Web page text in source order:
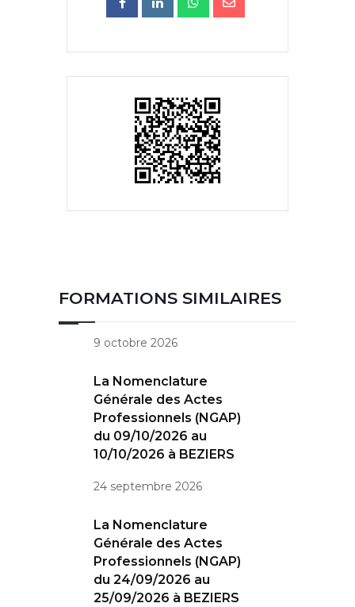
FORMATIONS SIMILAIRES
9 octobre 2026
La Nomenclature
Générale des Actes
Professionnels (NGAP)
du 09/10/2026 au
10/10/2026 à BEZIERS
24 septembre 2026
La Nomenclature
Générale des Actes
Professionnels (NGAP)
du 24/09/2026 au
25/09/2026 à BEZIERS